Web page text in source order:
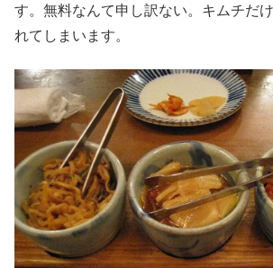
す。無料なんて申し訳ない。キムチだ
れてしまいます。